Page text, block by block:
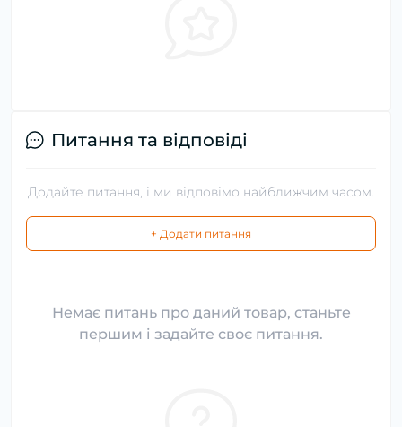
Питання та відповіді
Додайте питання, і ми відповімо найближчим часом.
+ Додати питання
Немає питань про даний товар, станьте
першим і задайте своє питання.